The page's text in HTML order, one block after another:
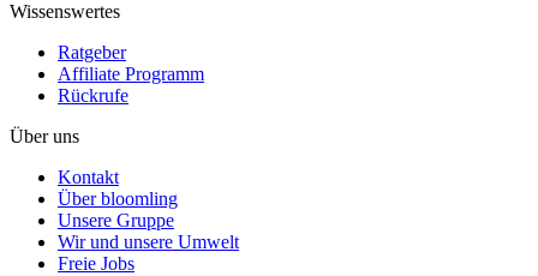
Wissenswertes
Ratgeber
Affiliate Programm
Rückrufe
Über uns
Kontakt
Über bloomling
Unsere Gruppe
Wir und unsere Umwelt
Freie Jobs